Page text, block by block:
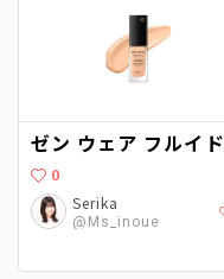
ゼン ウェア フルイド
0
Serika
@Ms_inoue